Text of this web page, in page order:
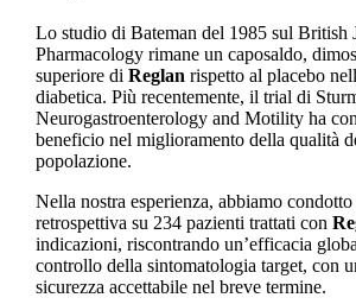
Lo studio di Bateman del 1985 sul British
Pharmacology rimane un caposaldo,
superiore di Reglan rispetto al placebo
diabetica. Più recentemente, il trial di
Neurogastroenterology and Motility ha
beneficio nel miglioramento della qualità
popolazione.
Nella nostra esperienza, abbiamo condotto
retrospettiva su 234 pazienti trattati con
indicazioni, riscontrando un’efficacia
controllo della sintomatologia target, con
sicurezza accettabile nel breve termine.